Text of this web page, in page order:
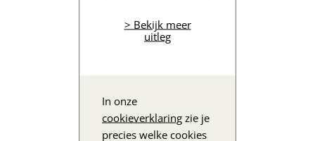
> Bekijk meer
uitleg
In onze
cookieverklaring zie je
precies welke cookies